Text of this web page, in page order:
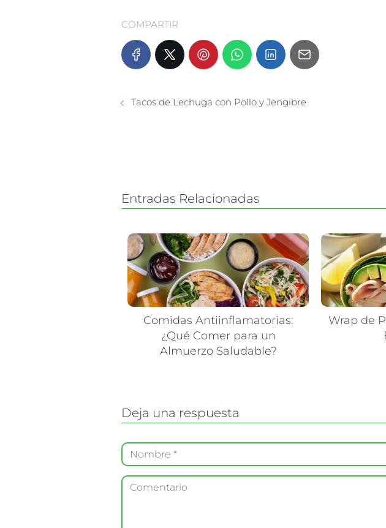
COMPARTIR
Tacos de Lechuga con Pollo y Jengibre
Entradas Relacionadas
Comidas Antiinflamatorias:
¿Qué Comer para un
Almuerzo Saludable?
Wrap de
Deja una respuesta